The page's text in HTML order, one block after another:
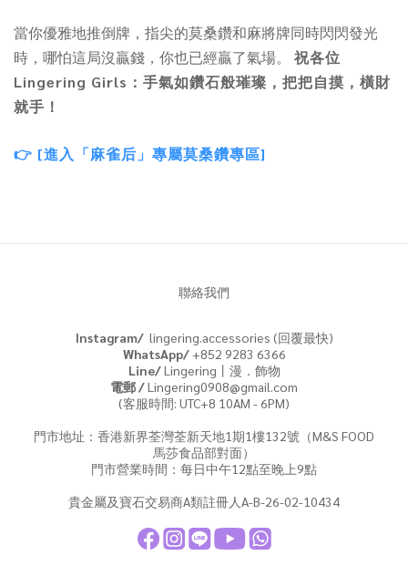
當你優雅地推倒牌，指尖的莫桑鑽和麻將牌同時閃閃發光
時，哪怕這局沒贏錢，你也已經贏了氣場。 祝各位
Lingering Girls：手氣如鑽石般璀璨，把把自摸，橫財
就手！
👉 [進入「麻雀后」專屬莫桑鑽專區]
聯絡我們
Instagram/ lingering.accessories (回覆最快)
WhatsApp/+852 9283 6366
Line/Lingering丨漫．飾物
電郵 /Lingering0908@gmail.com
(客服時間: UTC+8 10AM - 6PM)
門市地址：香港新界荃灣荃新天地1期1樓132號（M&S FOOD
馬莎食品部對面）
門市營業時間：每日中午12點至晚上9點
貴金屬及寶石交易商A類註冊人A-B-26-02-10434